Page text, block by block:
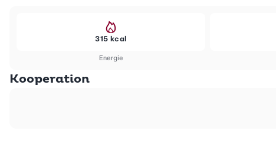
Energie
315 kcal
Kooperation